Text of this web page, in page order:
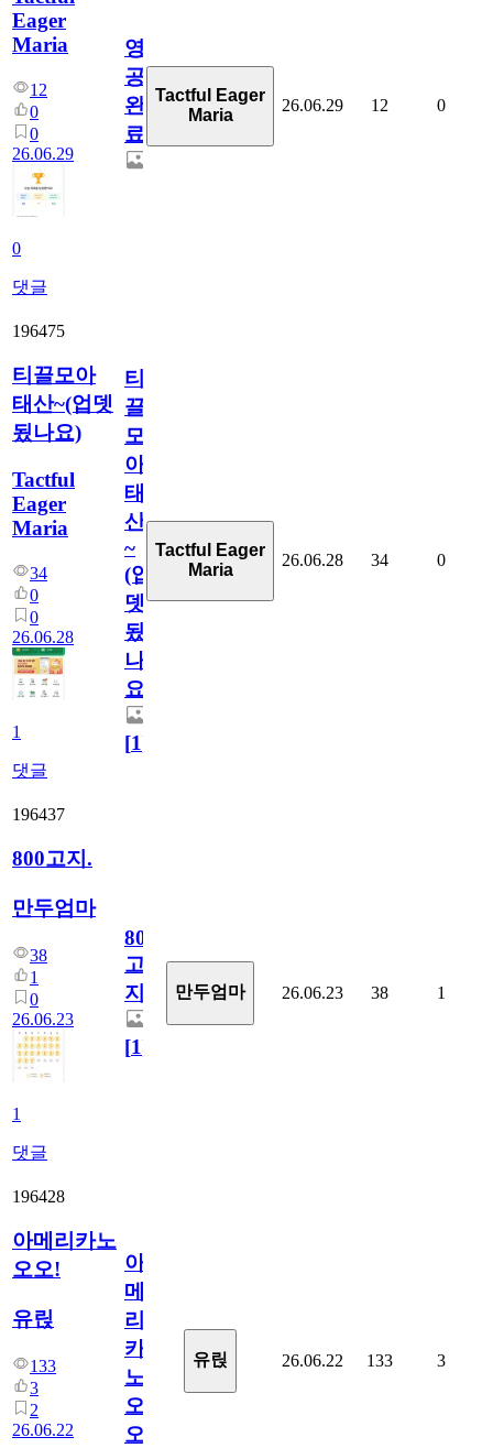
Eager
Maria
12
0
0
26.06.29
0
댓글
영
공
완
료
Tactful Eager
Maria
26.06.29 12 0
196475
티끌모아
태산~(업뎃
됬나요)
Tactful
Eager
Maria
34
0
0
26.06.28
1
댓글
티
끌
모
아
태
산
~
(업
뎃
됬
나
요)
[1]
Tactful Eager
Maria
26.06.28 34 0
196437
800고지.
만두엄마
38
1
0
26.06.23
1
댓글
800
고
지.
[1]
만두엄마 26.06.23 38 1
196428
아메리카노
오오!
유릱
133
3
2
26.06.22
아
메
리
카
노
오
오!
유릱 26.06.22 133 3